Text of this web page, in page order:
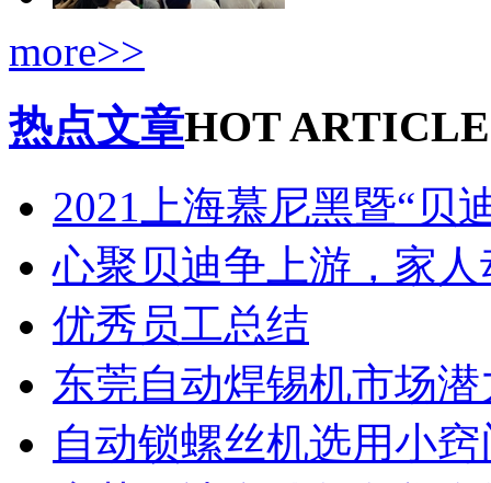
more>>
热点文章HOT ARTICLE
2021上海慕尼黑暨“贝
心聚贝迪争上游，家
优秀员工总结
东莞自动焊锡机市场
自动锁螺丝机选用小窍